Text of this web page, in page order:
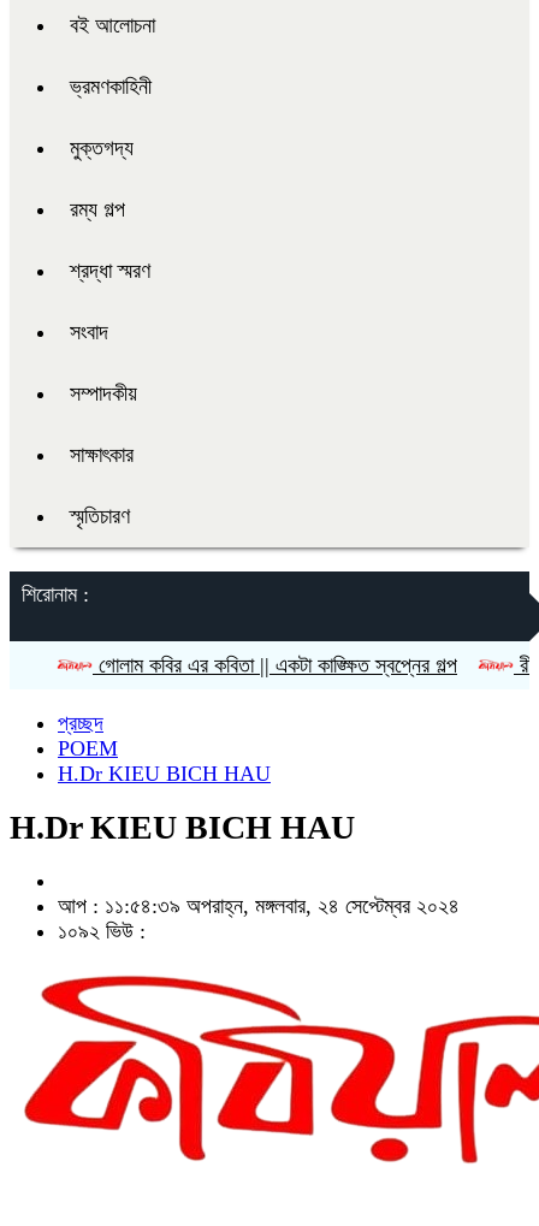
বই আলোচনা
ভ্রমণকাহিনী
মুক্তগদ্য
রম্য গল্প
শ্রদ্ধা স্মরণ
সংবাদ
সম্পাদকীয়
সাক্ষাৎকার
স্মৃতিচারণ
শিরোনাম :
গোলাম কবির এর কবিতা || একটা কাঙ্ক্ষিত স্বপ্নের গল্প রীতি চাকমা’র
প্রচ্ছদ
POEM
H.Dr KIEU BICH HAU
H.Dr KIEU BICH HAU
আপ : ১১:৫৪:৩৯ অপরাহ্ন, মঙ্গলবার, ২৪ সেপ্টেম্বর ২০২৪
১০৯২ ভিউ :